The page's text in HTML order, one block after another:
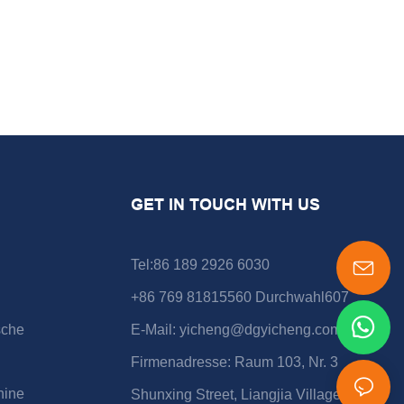
GET IN TOUCH WITH US
Tel:86 189 2926 6030
+86 769 81815560 Durchwahl607
E-Mail: yicheng@dgyicheng.com
Firmenadresse: Raum 103, Nr. 3
Shunxing Street, Liangjia Village, Shijie